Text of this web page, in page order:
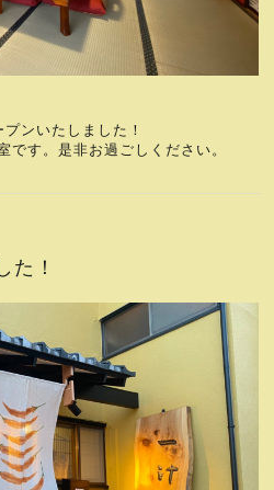
ンいたしました！
です。是非お過ごしください。
た！